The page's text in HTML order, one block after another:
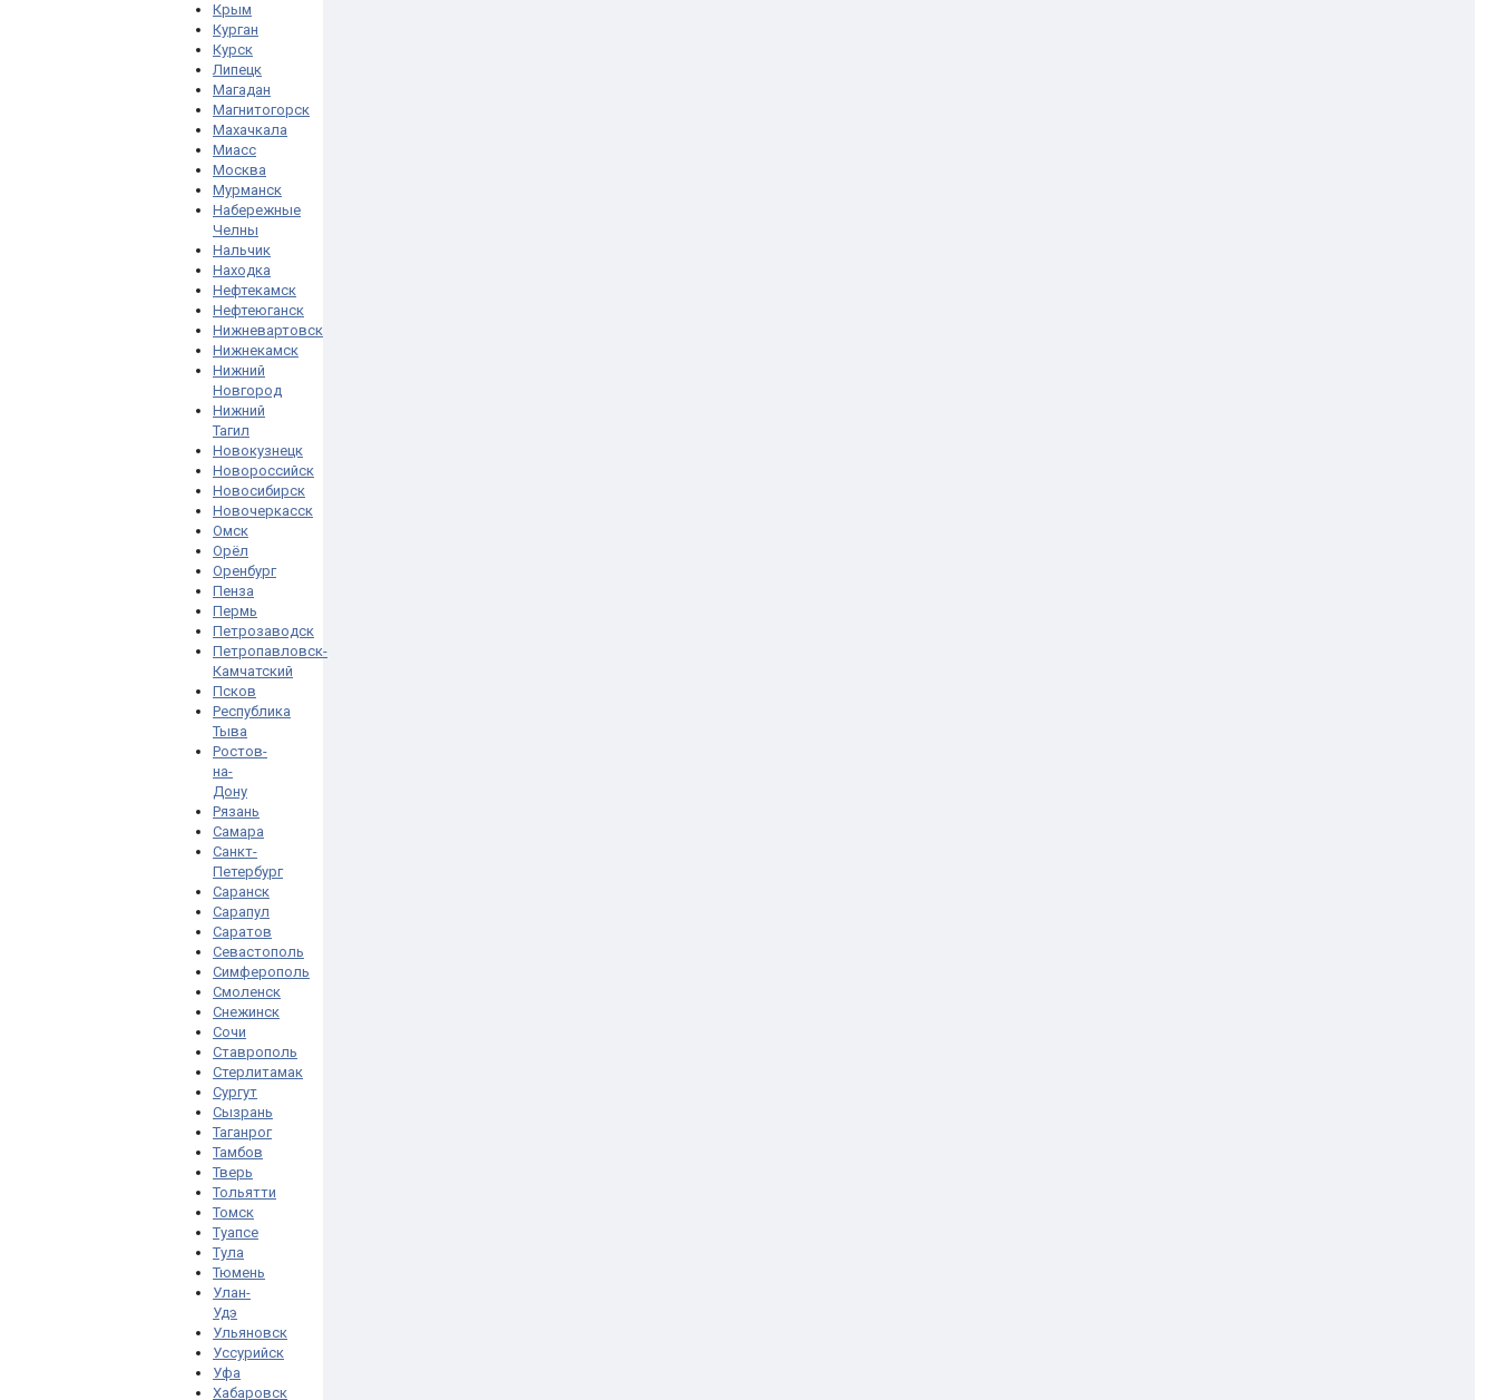
Крым
Курган
Курск
Липецк
Магадан
Магнитогорск
Махачкала
Миасс
Москва
Мурманск
Набережные
Челны
Нальчик
Находка
Нефтекамск
Нефтеюганск
Нижневартовск
Нижнекамск
Нижний
Новгород
Нижний
Тагил
Новокузнецк
Новороссийск
Новосибирск
Новочеркасск
Омск
Орёл
Оренбург
Пенза
Пермь
Петрозаводск
Петропавловск-
Камчатский
Псков
Республика
Тыва
Ростов-
на-
Дону
Рязань
Самара
Санкт-
Петербург
Саранск
Сарапул
Саратов
Севастополь
Симферополь
Смоленск
Снежинск
Сочи
Ставрополь
Стерлитамак
Сургут
Сызрань
Таганрог
Тамбов
Тверь
Тольятти
Томск
Туапсе
Тула
Тюмень
Улан-
Удэ
Ульяновск
Уссурийск
Уфа
Хабаровск